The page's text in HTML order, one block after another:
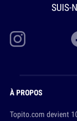
SUIS-
À PROPOS
Topito.com devient